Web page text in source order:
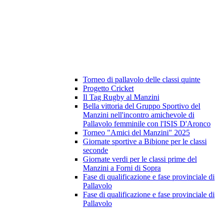
Torneo di pallavolo delle classi quinte
Progetto Cricket
Il Tag Rugby al Manzini
Bella vittoria del Gruppo Sportivo del
Manzini nell'incontro amichevole di
Pallavolo femminile con l'ISIS D'Aronco
Torneo "Amici del Manzini" 2025
Giornate sportive a Bibione per le classi
seconde
Giornate verdi per le classi prime del
Manzini a Forni di Sopra
Fase di qualificazione e fase provinciale di
Pallavolo
Fase di qualificazione e fase provinciale di
Pallavolo